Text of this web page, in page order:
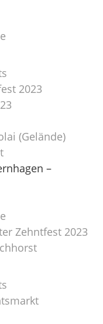
2023
(Gelände)
–
Zehntfest 2023